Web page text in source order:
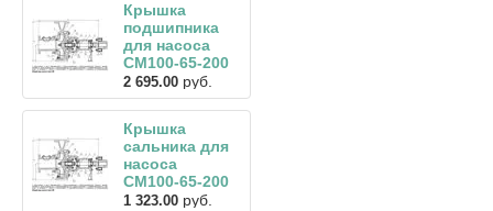
Крышка
подшипника
для насоса
СМ100-65-200
2 695.00 руб.
Крышка
сальника для
насоса
СМ100-65-200
1 323.00 руб.